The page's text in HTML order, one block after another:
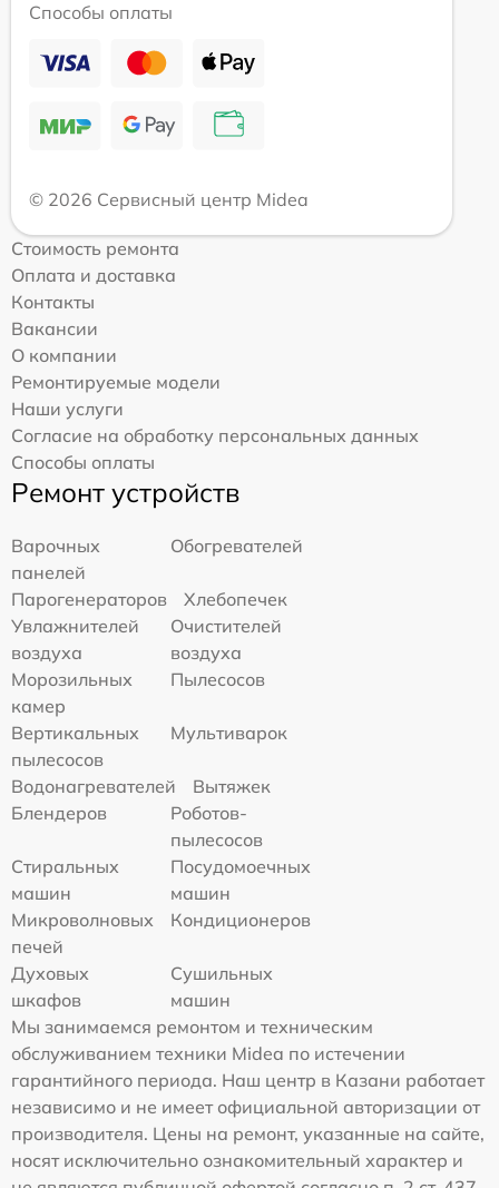
Способы оплаты
© 2026 Сервисный центр Midea
Стоимость ремонта
Оплата и доставка
Контакты
Вакансии
О компании
Ремонтируемые модели
Наши услуги
Согласие на обработку персональных данных
Способы оплаты
Ремонт устройств
Варочных
панелей
Обогревателей
Парогенераторов
Хлебопечек
Увлажнителей
воздуха
Очистителей
воздуха
Морозильных
камер
Пылесосов
Вертикальных
пылесосов
Мультиварок
Водонагревателей
Вытяжек
Блендеров
Роботов-
пылесосов
Стиральных
машин
Посудомоечных
машин
Микроволновых
печей
Кондиционеров
Духовых
шкафов
Сушильных
машин
Мы занимаемся ремонтом и техническим
обслуживанием техники Midea по истечении
гарантийного периода. Наш центр в Казани работает
независимо и не имеет официальной авторизации от
производителя. Цены на ремонт, указанные на сайте,
носят исключительно ознакомительный характер и